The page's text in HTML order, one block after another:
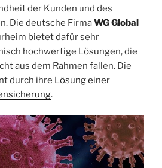
der Kunden und des
Die deutsche FirmaWG Global
bietet dafür sehr
hochwertige Lösungen, die
aus dem Rahmen fallen. Die
durch ihre Lösung einer
.